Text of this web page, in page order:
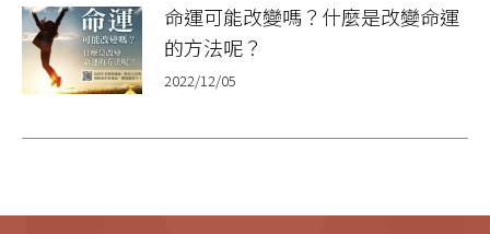
命運可能改變嗎？什麼是改變命運
的方法呢？
2022/12/05